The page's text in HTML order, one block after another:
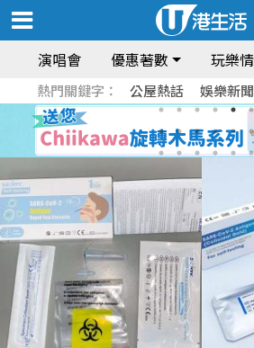
演唱會 優惠著數 玩樂
熱門關鍵字： 公屋熱話 娛樂新聞